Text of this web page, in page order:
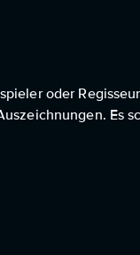
oder
Es